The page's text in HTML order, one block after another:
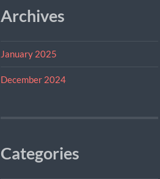
Archives
January 2025
December 2024
Categories